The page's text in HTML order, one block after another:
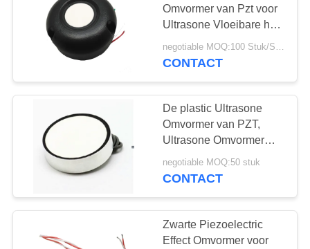
PRIVACY
POLICYUltrasone
Niveausensor
28
PZT-Poeder
Omvormer van Pzt voor
Ultrasone Vloeibare het
Niveausensor van
75KHz
CONTACT
De plastic Ultrasone
Omvormer van PZT,
Ultrasone Omvormer
60mm x 16mm van
80KHz
negotiable MOQ:50 stuk
CONTACT
Zwarte Piezoelectric
Effect Omvormer voor